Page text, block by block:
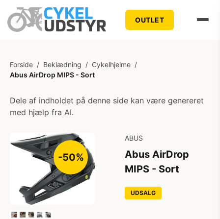
OUTLET
Forside / Beklædning / Cykelhjelme /
Abus AirDrop MIPS - Sort
Dele af indholdet på denne side kan være genereret
med hjælp fra AI.
-50%
ABUS
Abus AirDrop
MIPS - Sort
UDSALG